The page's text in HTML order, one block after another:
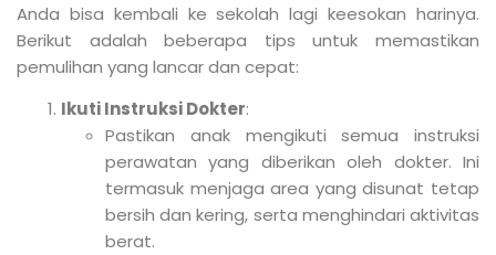
Anda bisa kembali ke sekolah lagi keesokan harinya.
Berikut adalah beberapa tips untuk memastikan
pemulihan yang lancar dan cepat:
Ikuti Instruksi Dokter:
Pastikan anak mengikuti semua instruksi
perawatan yang diberikan oleh dokter. Ini
termasuk menjaga area yang disunat tetap
bersih dan kering, serta menghindari aktivitas
berat.